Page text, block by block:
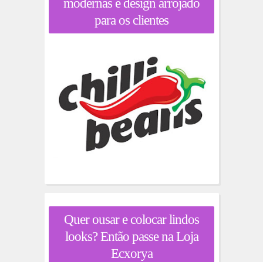
modernas e design arrojado
para os clientes
Quer ousar e colocar lindos
looks? Então passe na Loja
Ecxorya